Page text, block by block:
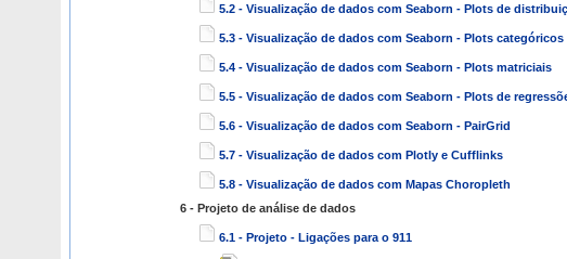
5.2 - Visualização de dados com Seaborn - Plots de
5.3 - Visualização de dados com Seaborn - Plots categóricos
5.4 - Visualização de dados com Seaborn - Plots matriciais
5.5 - Visualização de dados com Seaborn - Plots de
5.6 - Visualização de dados com Seaborn - PairGrid
5.7 - Visualização de dados com Plotly e Cufflinks
5.8 - Visualização de dados com Mapas Choropleth
6 - Projeto de análise de dados
6.1 - Projeto - Ligações para o 911